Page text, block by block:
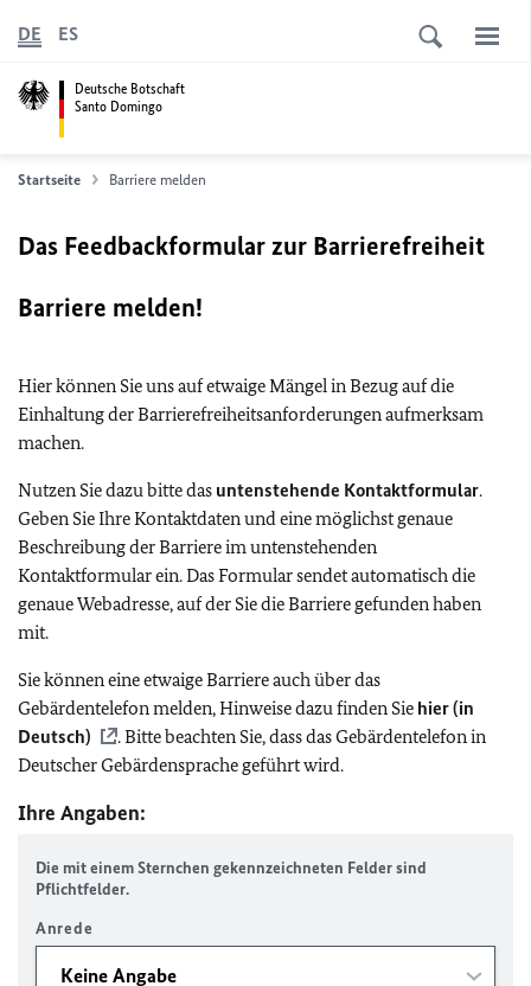
Deutsche Botschaft
Santo Domingo
DE ES
Startseite Barriere melden
Das Feedbackformular zur Barrierefreiheit
Barriere melden!
Hier können Sie uns auf etwaige Mängel in Bezug auf die
Einhaltung der Barrierefreiheitsanforderungen aufmerksam
machen.
Nutzen Sie dazu bitte das untenstehende Kontaktformular.
Geben Sie Ihre Kontaktdaten und eine möglichst genaue
Beschreibung der Barriere im untenstehenden
Kontaktformular ein. Das Formular sendet automatisch die
genaue Webadresse, auf der Sie die Barriere gefunden haben
mit.
Sie können eine etwaige Barriere auch über das
Gebärdentelefon melden, Hinweise dazu finden Sie hier (in
Deutsch)
. Bitte beachten Sie, dass das Gebärdentelefon in
Deutscher Gebärdensprache geführt wird.
Ihre Angaben:
Die mit einem Sternchen gekennzeichneten Felder sind
Pflichtfelder.
Anrede